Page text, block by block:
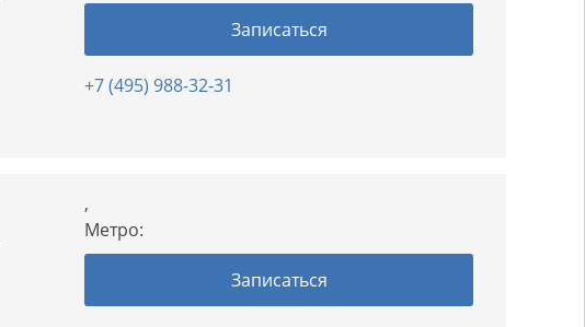
Записаться
+7 (495) 988-32-31
,
Метро:
Записаться